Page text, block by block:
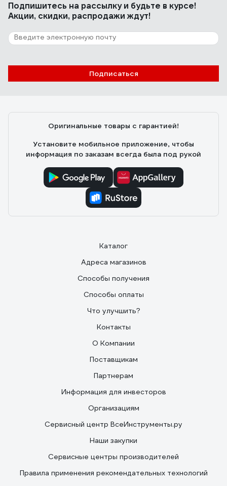
Подпишитесь на рассылкуи будьте в курсе!
Акции, скидки, распродажи ждут!
Подписаться
Оригинальные товары с гарантией!
Установите мобильное приложение, чтобы
информация по заказам всегда была под рукой
Каталог
Адреса магазинов
Способы получения
Способы оплаты
Что улучшить?
Контакты
О Компании
Поставщикам
Партнерам
Информация для инвесторов
Организациям
Сервисный центр ВсеИнструменты.ру
Наши закупки
Сервисные центры производителей
Правила применения рекомендательных технологий